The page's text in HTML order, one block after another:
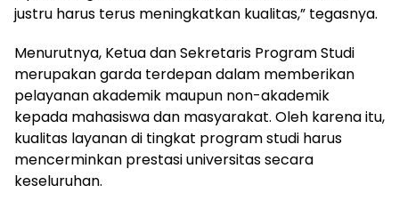
justru harus terus meningkatkan kualitas,” tegasnya.
Menurutnya, Ketua dan Sekretaris Program Studi
merupakan garda terdepan dalam memberikan
pelayanan akademik maupun non-akademik
kepada mahasiswa dan masyarakat. Oleh karena itu,
kualitas layanan di tingkat program studi harus
mencerminkan prestasi universitas secara
keseluruhan.